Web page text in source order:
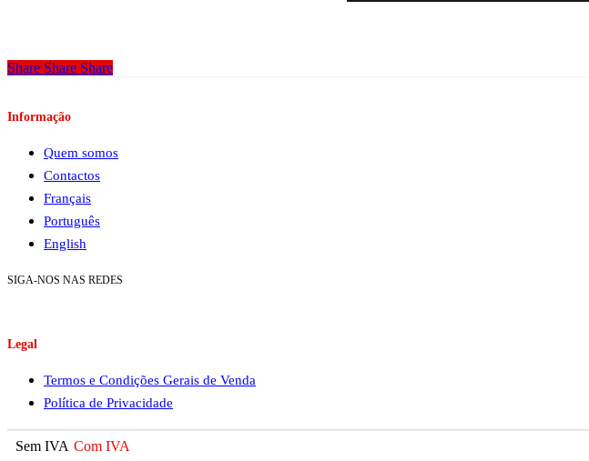
Share Share Share
Informação
Quem somos
Contactos
Français
Português
English
SIGA-NOS NAS REDES
Legal
Termos e Condições Gerais de Venda
Política de Privacidade
Sem IVA Com IVA